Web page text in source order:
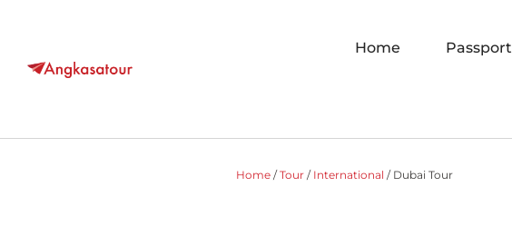
Home Passport
Home /Tour / International / Dubai Tour